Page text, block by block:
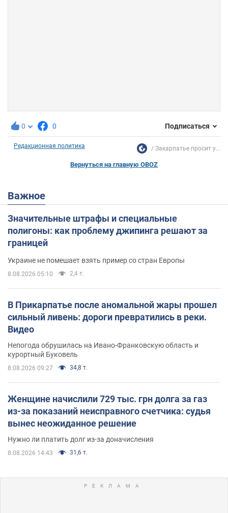
0 0 Подписаться
Редакционная политика Закарпатье просит у...
Вернуться на главную OBOZ
Важное
Значительные штрафы и специальные
полигоны: как проблему джипинга решают за
границей
Украине не помешает взять пример со стран Европы
8.08.2026 05:10 2,4 т.
В Прикарпатье после аномальной жары прошел
сильный ливень: дороги превратились в реки.
Видео
Непогода обрушилась на Ивано-Франковскую область и
курортный Буковель
8.08.2026 09:27 34,8 т.
Женщине начислили 729 тыс. грн долга за газ
из-за показаний неисправного счетчика: судья
вынес неожиданное решение
Нужно ли платить долг из-за доначисления
8.08.2026 14:43 31,6 т.